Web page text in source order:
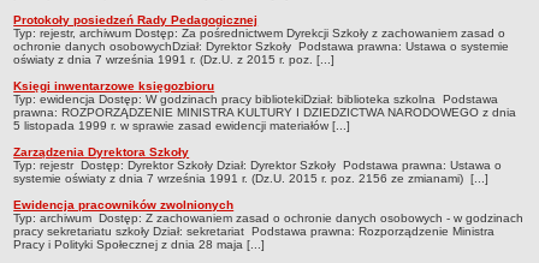
BIURO FINANSÓW OŚWIATY
Dane podstawowe
Statut
Majątek
Godziny dyżurów
Ogłoszenia
Zarządzenia
Rejestry, ewidencje, archiwa
Protokoły posiedzeń Rady Pedagogicznej
Typ: rejestr, archiwum Dostęp: Za pośrednictwem Dyrekcji Szkoły z zachowaniem zasad o
ochronie danych osobowychDział: Dyrektor Szkoły Podstawa prawna: Ustawa o systemie
oświaty z dnia 7 września 1991 r. (Dz.U. z 2015 r. poz. [...]
Księgi inwentarzowe księgozbioru
Typ: ewidencja Dostęp: W godzinach pracy bibliotekiDział: biblioteka szkolna Podstawa
prawna: ROZPORZĄDZENIE MINISTRA KULTURY I DZIEDZICTWA NARODOWEGO z dnia
5 listopada 1999 r. w sprawie zasad ewidencji materiałów [...]
Zarządzenia Dyrektora Szkoły
Typ: rejestr Dostęp: Dyrektor Szkoły Dział: Dyrektor Szkoły Podstawa prawna: Ustawa o
systemie oświaty z dnia 7 września 1991 r. (Dz.U. 2015 r. poz. 2156 ze zmianami) [...]
Ewidencja pracowników zwolnionych
Typ: archiwum Dostęp: Z zachowaniem zasad o ochronie danych osobowych - w godzinach
pracy sekretariatu szkoły Dział: sekretariat Podstawa prawna: Rozporządzenie Ministra
Pracy i Polityki Społecznej z dnia 28 maja [...]